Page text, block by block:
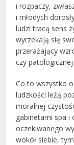
i rozpaczy,
i młodych
ludzi tracą sens
wyrzekają się
przerażający
czy
Co to wszystko
ludzkości leżą
moralnej
gabinetami spa i
oczekiwanego
wokół siebie,